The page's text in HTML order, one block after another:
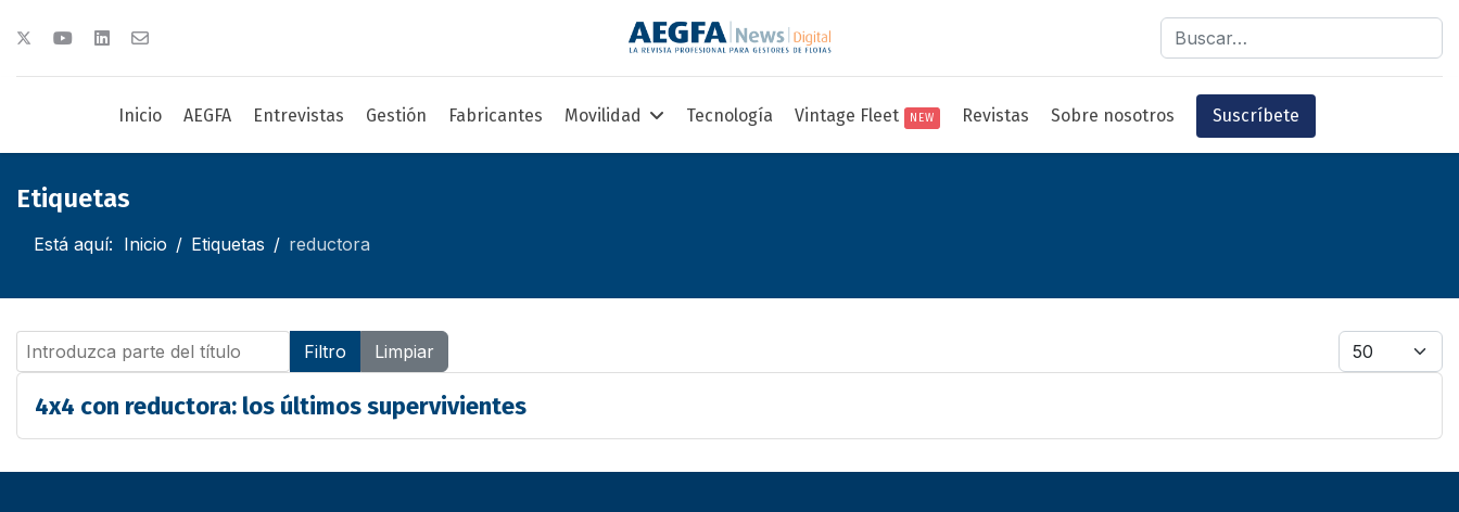
Buscar
Inicio AEGFA Entrevistas Gestión Fabricantes Movilidad Tecnología Vintage Fleet NEW Revistas Sobre nosotros Suscríbete
Etiquetas
Está aquí: Inicio Etiquetas reductora
Introduzca parte del título Filtro Limpiar Cantidad
4x4 con reductora: los últimos supervivientes